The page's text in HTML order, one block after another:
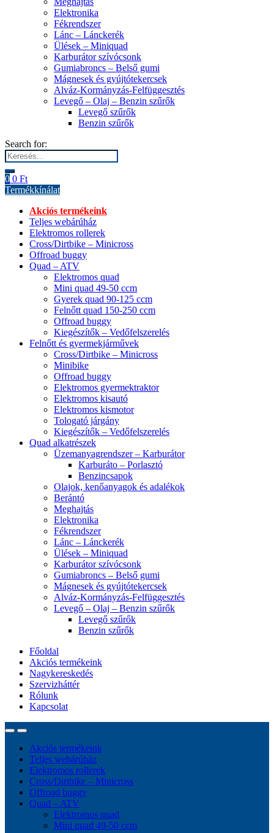
Elektronika
Fékrendszer
Lánc – Lánckerék
Ülések – Miniquad
Karburátor szívócsonk
Gumiabroncs – Belső gumi
Mágnesek és gyújtótekercsek
Alváz-Kormányzás-Felfüggesztés
Levegő – Olaj – Benzin szűrők
Levegő szűrők
Benzin szűrők
Search for:
0 0 Ft
Termékkínálat
Akciós termékeink
Teljes webárúház
Elektromos rollerek
Cross/Dirtbike – Minicross
Offroad buggy
Quad – ATV
Elektromos quad
Mini quad 49-50 ccm
Gyerek quad 90-125 ccm
Felnőtt quad 150-250 ccm
Offroad buggy
Kiegészítők – Vedőfelszerelés
Felnőtt és gyermekjárművek
Cross/Dirtbike – Minicross
Minibike
Offroad buggy
Elektromos gyermektraktor
Elektromos kisautó
Elektromos kismotor
Tologató járgány
Kiegészítők – Vedőfelszerelés
Quad alkatrészek
Üzemanyagrendszer – Karburátor
Karburáto – Porlasztó
Benzincsapok
Olajok, kenőanyagok és adalékok
Berántó
Meghajtás
Elektronika
Fékrendszer
Lánc – Lánckerék
Ülések – Miniquad
Karburátor szívócsonk
Gumiabroncs – Belső gumi
Mágnesek és gyújtótekercsek
Alváz-Kormányzás-Felfüggesztés
Levegő – Olaj – Benzin szűrők
Levegő szűrők
Benzin szűrők
Főoldal
Akciós termékeink
Nagykereskedés
Szervizháttér
Rólunk
Kapcsolat
Akciós termékeink
Teljes webárúház
Elektromos rollerek
Cross/Dirtbike – Minicross
Offroad buggy
Quad – ATV
Elektromos quad
Mini quad 49-50 ccm